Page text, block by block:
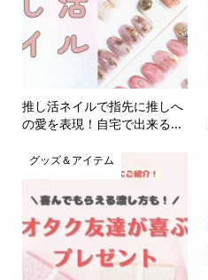
推し活ネイルで指先に推しへ
の愛を表現！自宅で出来る...
グッズ＆アイテム